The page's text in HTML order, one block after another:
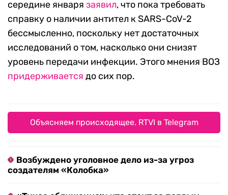
середине января заявил, что пока требовать
справку о наличии антител к SARS-CoV-2
бессмысленно, поскольку нет достаточных
исследований о том, насколько они снизят
уровень передачи инфекции. Этого мнения ВОЗ
придерживается до сих пор.
Объясняем происходящее. RTVI в Telegram
Возбуждено уголовное дело из-за угроз
создателям «Колобка»